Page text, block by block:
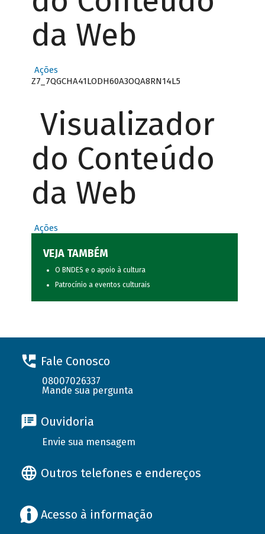
da Web
Ações
Z7_7QGCHA41LODH60A3OQA8RN14L5
Visualizador
do Conteúdo
da Web
Ações
VEJA TAMBÉM
O BNDES e o apoio à cultura
Patrocínio a eventos culturais
Fale Conosco
08007026337
Mande sua pergunta
Ouvidoria
Envie sua mensagem
Outros telefones e endereços
Acesso à informação